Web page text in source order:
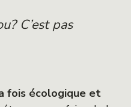
C’est pas
fois écologique et